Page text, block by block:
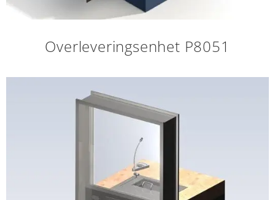
Overleveringsenhet P8051